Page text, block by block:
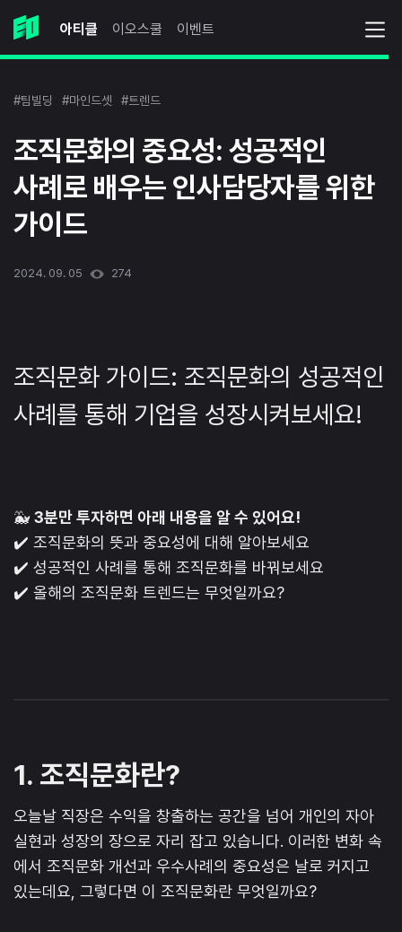
아티클 이오스쿨 이벤트
#팀빌딩 #마인드셋 #트렌드
조직문화의 중요성: 성공적인
사례로 배우는 인사담당자를 위한
가이드
2024. 09. 05 274
조직문화 가이드: 조직문화의 성공적인
사례를 통해 기업을 성장시켜보세요!
🐳 3분만 투자하면 아래 내용을 알 수 있어요!
✔️ 조직문화의 뜻과 중요성에 대해 알아보세요
✔️ 성공적인 사례를 통해 조직문화를 바꿔보세요
✔️ 올해의 조직문화 트렌드는 무엇일까요?
1. 조직문화란?
오늘날 직장은 수익을 창출하는 공간을 넘어 개인의 자아
실현과 성장의 장으로 자리 잡고 있습니다. 이러한 변화 속
에서 조직문화 개선과 우수사례의 중요성은 날로 커지고
있는데요, 그렇다면 이 조직문화란 무엇일까요?